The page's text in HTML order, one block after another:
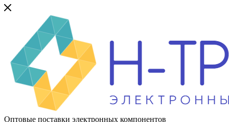
Оптовые поставки электронных компонентов